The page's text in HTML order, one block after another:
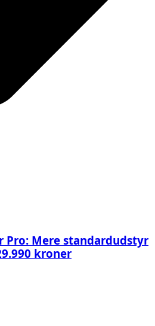
Pro: Mere standardudstyr
kroner